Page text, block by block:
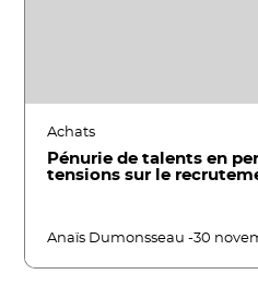
Achats
Pénurie de talents en
tensions sur le
Anaïs Dumonsseau -30